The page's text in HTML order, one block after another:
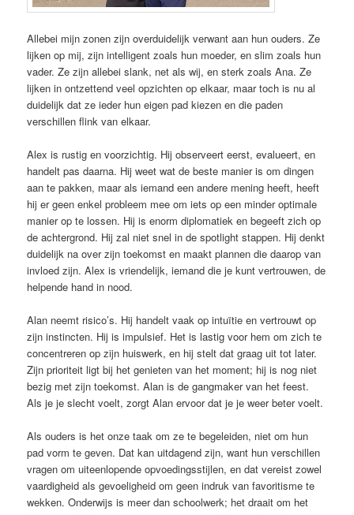
Allebei mijn zonen zijn overduidelijk verwant aan hun ouders. Ze
lijken op mij, zijn intelligent zoals hun moeder, en slim zoals hun
vader. Ze zijn allebei slank, net als wij, en sterk zoals Ana. Ze
lijken in ontzettend veel opzichten op elkaar, maar toch is nu al
duidelijk dat ze ieder hun eigen pad kiezen en die paden
verschillen flink van elkaar.
Alex is rustig en voorzichtig. Hij observeert eerst, evalueert, en
handelt pas daarna. Hij weet wat de beste manier is om dingen
aan te pakken, maar als iemand een andere mening heeft, heeft
hij er geen enkel probleem mee om iets op een minder optimale
manier op te lossen. Hij is enorm diplomatiek en begeeft zich op
de achtergrond. Hij zal niet snel in de spotlight stappen. Hij denkt
duidelijk na over zijn toekomst en maakt plannen die daarop van
invloed zijn. Alex is vriendelijk, iemand die je kunt vertrouwen, de
helpende hand in nood.
Alan neemt risico’s. Hij handelt vaak op intuïtie en vertrouwt op
zijn instincten. Hij is impulsief. Het is lastig voor hem om zich te
concentreren op zijn huiswerk, en hij stelt dat graag uit tot later.
Zijn prioriteit ligt bij het genieten van het moment; hij is nog niet
bezig met zijn toekomst. Alan is de gangmaker van het feest.
Als je je slecht voelt, zorgt Alan ervoor dat je je weer beter voelt.
Als ouders is het onze taak om ze te begeleiden, niet om hun
pad vorm te geven. Dat kan uitdagend zijn, want hun verschillen
vragen om uiteenlopende opvoedingsstijlen, en dat vereist zowel
vaardigheid als gevoeligheid om geen indruk van favoritisme te
wekken. Onderwijs is meer dan schoolwerk; het draait om het